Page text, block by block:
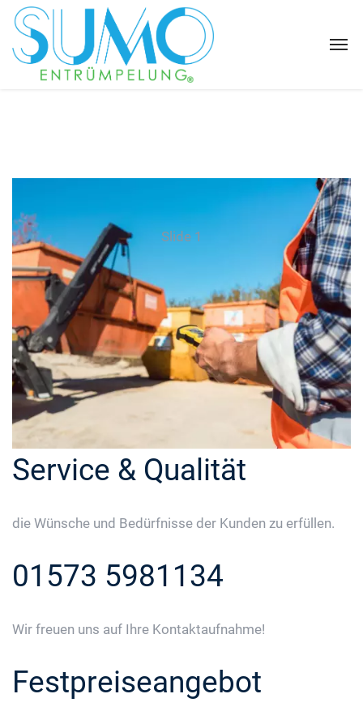
Slide 1
Service & Qualität
die Wünsche und Bedürfnisse der Kunden zu erfüllen.
01573 5981134
Wir freuen uns auf Ihre Kontaktaufnahme!
Festpreiseangebot